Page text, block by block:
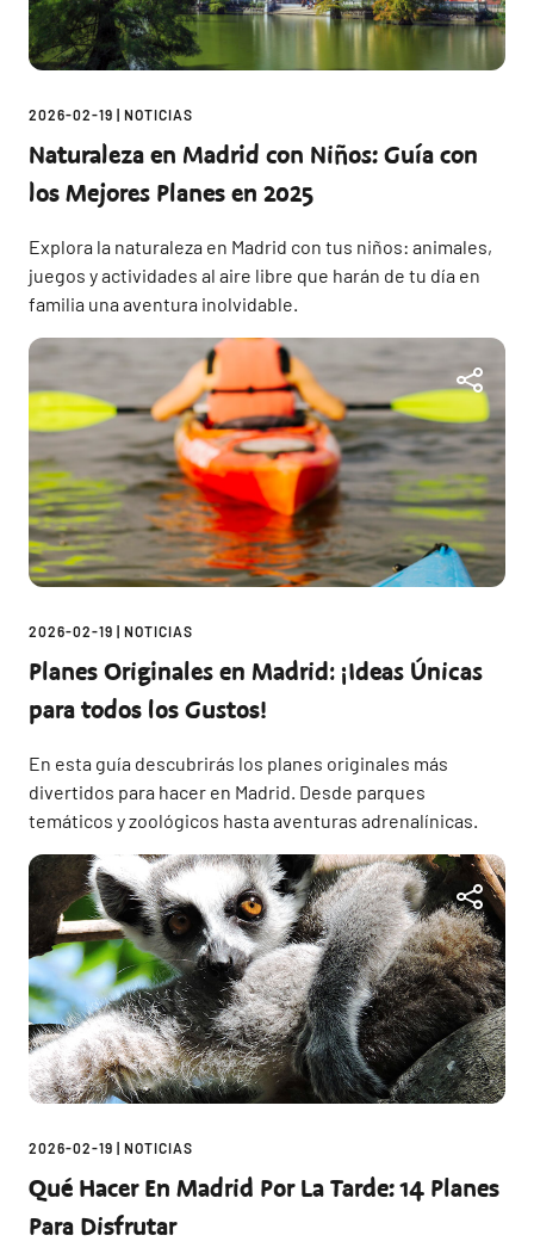
2026-02-19 | NOTICIAS
Naturaleza en Madrid con Niños: Guía con
los Mejores Planes en 2025
Explora la naturaleza en Madrid con tus niños: animales,
juegos y actividades al aire libre que harán de tu día en
familia una aventura inolvidable.
2026-02-19 | NOTICIAS
Planes Originales en Madrid: ¡Ideas Únicas
para todos los Gustos!
En esta guía descubrirás los planes originales más
divertidos para hacer en Madrid. Desde parques
temáticos y zoológicos hasta aventuras adrenalínicas.
2026-02-19 | NOTICIAS
Qué Hacer En Madrid Por La Tarde: 14 Planes
Para Disfrutar